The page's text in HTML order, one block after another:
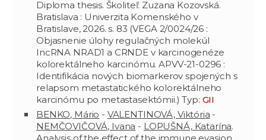
Diploma thesis. Školiteľ: Zuzana Kozovská.
Bratislava : Univerzita Komenského v
Bratislave, 2026. s. 83 (VEGA 2/0024/26 :
Objasnenie úlohy regulačných molekúl
IncRNA NRAD1 a CRNDE v karcinogenéze
kolorektálneho karcinómu. APVV-21-0296 :
Identifikácia nových biomarkerov spojených s
relapsom metastatického kolorektálneho
karcinómu po metastasektómii.) Typ: GII
BENKO, Mário - VALENTINOVÁ, Viktória -
NEMČOVIČOVÁ, Ivana - LOPUŠNÁ, Katarína.
Analysis of the effect of the immune evasion